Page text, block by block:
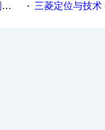
· 三菱定位与技术